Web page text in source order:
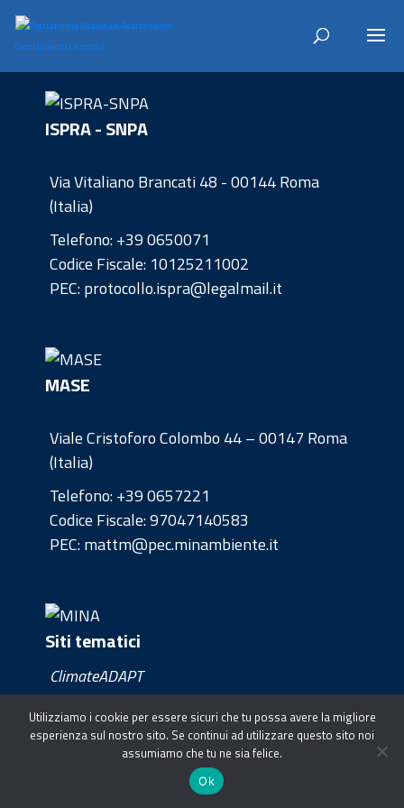
ISPRA - SNPA
Via Vitaliano Brancati 48 - 00144 Roma
(Italia)
Telefono:+39 0650071
Codice Fiscale: 10125211002
PEC: protocollo.ispra@legalmail.it
MASE
Viale Cristoforo Colombo 44 – 00147 Roma
(Italia)
Telefono:+39 0657221
Codice Fiscale: 97047140583
PEC: mattm@pec.minambiente.it
Siti tematici
ClimateADAPT
Clima Europe
Privacy
Utilizziamo i cookie per essere sicuri che tu possa avere la migliore
esperienza sul nostro sito. Se continui ad utilizzare questo sito noi
assumiamo che tu ne sia felice.
Ok